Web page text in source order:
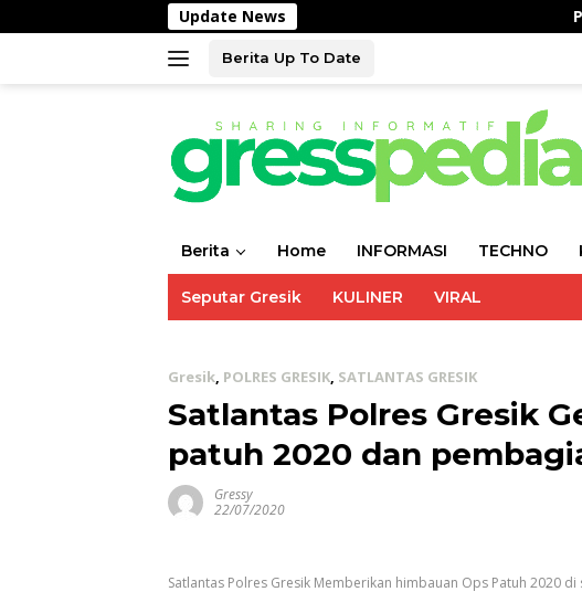
ke
Update News Polsek
Berita Up To Date
Berita Home INFORMASI TECHNO
Seputar Gresik KULINER VIRAL
Gresik, POLRES GRESIK, SATLANTAS GRESIK
Satlantas Polres Gresik
patuh 2020 dan
Gressy
22/07/2020
Satlantas Polres Gresik Memberikan himbauan Ops Patuh 2020